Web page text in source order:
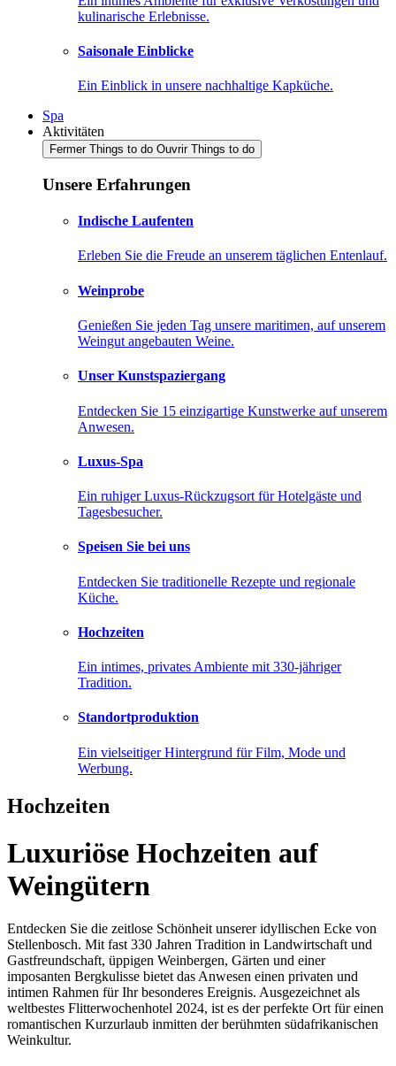
kulinarische Erlebnisse.
Saisonale Einblicke
Ein Einblick in unsere nachhaltige Kapküche.
Spa
Aktivitäten
Fermer Things to do Ouvrir Things to do
Unsere Erfahrungen
Indische Laufenten
Erleben Sie die Freude an unserem täglichen Entenlauf.
Weinprobe
Genießen Sie jeden Tag unsere maritimen, auf unserem
Weingut angebauten Weine.
Unser Kunstspaziergang
Entdecken Sie 15 einzigartige Kunstwerke auf unserem
Anwesen.
Luxus-Spa
Ein ruhiger Luxus-Rückzugsort für Hotelgäste und
Tagesbesucher.
Speisen Sie bei uns
Entdecken Sie traditionelle Rezepte und regionale
Küche.
Hochzeiten
Ein intimes, privates Ambiente mit 330-jähriger
Tradition.
Standortproduktion
Ein vielseitiger Hintergrund für Film, Mode und
Werbung.
Hochzeiten
Luxuriöse Hochzeiten auf
Weingütern
Entdecken Sie die zeitlose Schönheit unserer idyllischen Ecke von
Stellenbosch. Mit fast 330 Jahren Tradition in Landwirtschaft und
Gastfreundschaft, üppigen Weinbergen, Gärten und einer
imposanten Bergkulisse bietet das Anwesen einen privaten und
intimen Rahmen für Ihr besonderes Ereignis. Ausgezeichnet als
weltbestes Flitterwochenhotel 2024, ist es der perfekte Ort für einen
romantischen Kurzurlaub inmitten der berühmten südafrikanischen
Weinkultur.